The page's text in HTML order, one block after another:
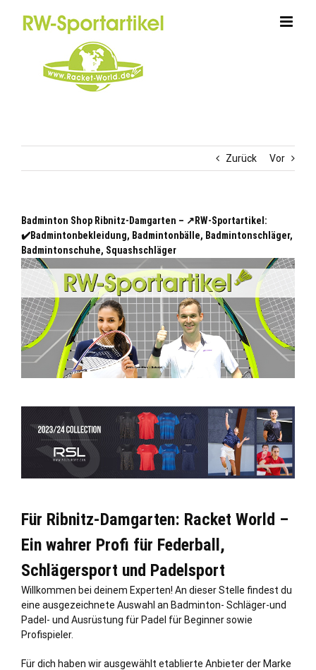
Zurück Vor
Badminton Shop Ribnitz-Damgarten – ↗️RW-Sportartikel:
✔️Badmintonbekleidung, Badmintonbälle, Badmintonschläger,
Badmintonschuhe, Squashschläger
Für Ribnitz-Damgarten: Racket World –
Ein wahrer Profi für Federball,
Schlägersport und Padelsport
Willkommen bei deinem Experten! An dieserStelle findest du
eine ausgezeichnete Auswahl an Badminton- Schläger-und
Padel- und Ausrüstung für Padel für Beginner sowie
Profispieler.
Für dich haben wir ausgewählt etablierte Anbieter der Marke